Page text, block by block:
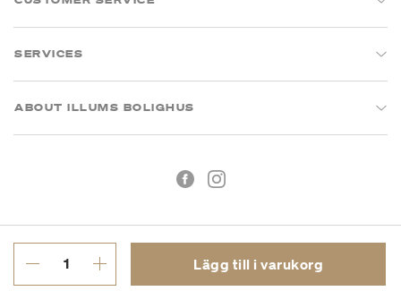
Lägg till i varukorg
SERVICES
ABOUT ILLUMS BOLIGHUS